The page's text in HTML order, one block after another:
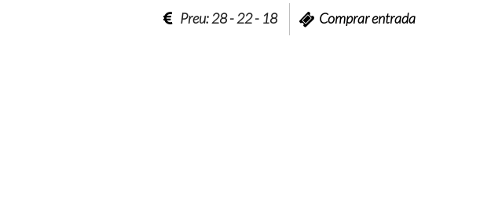
Preu: 28 - 22 - 18 Comprar entrada